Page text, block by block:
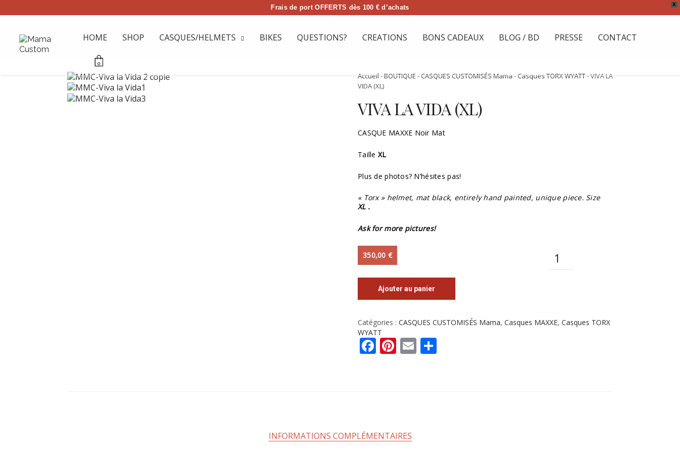
X
Frais de port OFFERTS dès 100 € d’achats
HOME SHOP CASQUES/HELMETS BIKES QUESTIONS? CREATIONS BONS CADEAUX BLOG / BD PRESSE CONTACT
0
Accueil -BOUTIQUE -CASQUES CUSTOMISÉS Mama -Casques TORX WYATT- VIVA LA
VIDA (XL)
VIVA LA VIDA (XL)
CASQUE MAXXE Noir Mat
Taille XL
Plus de photos? N’hésites pas!
« Torx » helmet, mat black, entirely hand painted, unique piece. Size
XL.
Ask for more pictures!
350,00 €
Ajouter au panier
Catégories : CASQUES CUSTOMISÉS Mama, Casques MAXXE, Casques TORX
WYATT
Facebook
Pinterest
Email
INFORMATIONS COMPLÉMENTAIRES